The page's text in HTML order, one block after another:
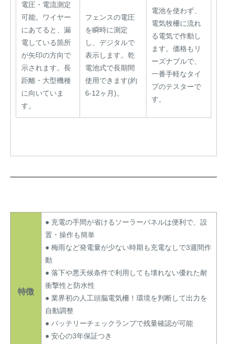
電圧・電流測定
可能。ワイヤー
にあてると、漏
電している箇所
が矢印の方向で
示されます。長
距離・大型機種
に向いていま
す。
フェンスの電圧
を瞬時に測定
し、デジタルで
表示します。乾
電池式で長期間
使用できます(約
6-12ヶ月)。
電池を使わず、
電気牧柵に流れ
る電気で作動し
ます。価格もリ
ーズナブルで、
一番手軽なタイ
プのテスターで
す。
特徴
● 充電の手間が省けるソーラーパネルは便利で、設
置・操作も簡単
● 梅雨など発電量が少ない時期も充電なしで3週間作
動
● 落下や悪天候条件で利用しても壊れない優れた耐
衝撃性と防水性
● 業界初の人工頭脳電気柵！環境を判断して出力を
自動調整
● バッテリーチェックランプで残量確認が可能
● 安心の3年保証つき